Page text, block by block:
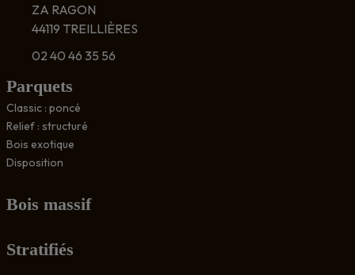
ZA RAGON
44119 TREILLIÈRES
02 40 46 35 56
Parquets
Classic : poncé
Relief : structuré
Bois exotique
Disposition
Bois massif
Stratifiés